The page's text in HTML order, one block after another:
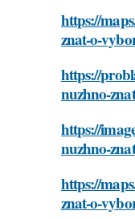
https://
znat-o-
https://
nuzhno-
https://
nuzhno-
https://
znat-o-